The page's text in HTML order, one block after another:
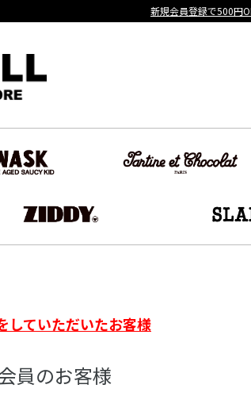
新規会員登録で500円
ていただいたお客様
員のお客様